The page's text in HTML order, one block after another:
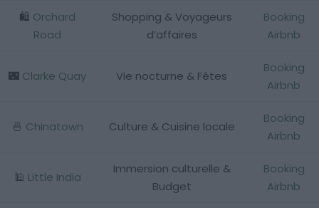
🛍️ Orchard
Road
Shopping & Voyageurs
d’affaires
Booking
Airbnb
🌃 Clarke Quay Vie nocturne & Fêtes
Booking
Airbnb
🍜 Chinatown Culture & Cuisine locale
Booking
Airbnb
🕌 Little India
Immersion culturelle &
Budget
Booking
Airbnb